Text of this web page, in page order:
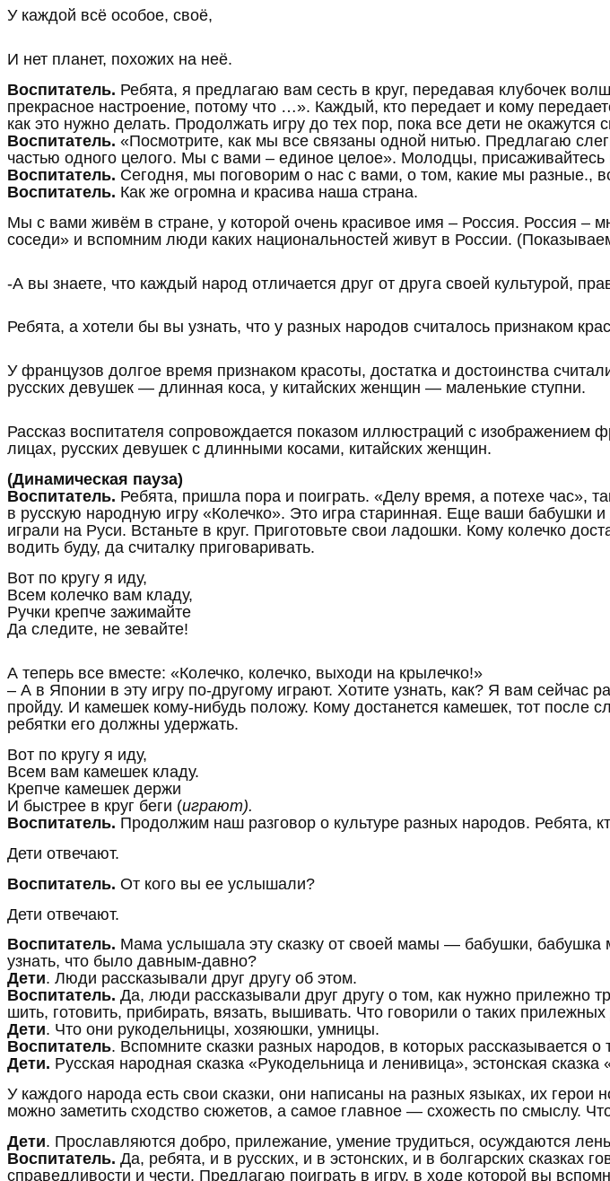
У каждой всё особое, своё,
И нет планет, похожих на неё.
Воспитатель. Ребята, я предлагаю вам сесть в круг, передавая клубочек
прекрасное настроение, потому что …». Каждый, кто передает и кому
как это нужно делать. Продолжать игру до тех пор, пока все дети не окажутся
Воспитатель. «Посмотрите, как мы все связаны одной нитью. Предлагаю
частью одного целого. Мы с вами – единое целое». Молодцы, присаживайтесь
Воспитатель. Сегодня, мы поговорим о нас с вами, о том, какие мы разные.,
Воспитатель. Как же огромна и красива наша страна.
Мы с вами живём в стране, у которой очень красивое имя – Россия. Россия –
соседи» и вспомним люди каких национальностей живут в России.
-А вы знаете, что каждый народ отличается друг от друга своей
Ребята, а хотели бы вы узнать, что у разных народов считалось признаком
У французов долгое время признаком красоты, достатка и достоинства
русских девушек — длинная коса, у китайских женщин — маленькие ступни.
Рассказ воспитателя сопровождается показом иллюстраций с
лицах, русских девушек с длинными косами, китайских женщин.
(Динамическая пауза)
Воспитатель. Ребята, пришла пора и поиграть. «Делу время, а потехе час»,
в русскую народную игру «Колечко». Это игра старинная. Еще ваши бабушки
играли на Руси. Встаньте в круг. Приготовьте свои ладошки. Кому колечко
водить буду, да считалку приговаривать.
Вот по кругу я иду,
Всем колечко вам кладу,
Ручки крепче зажимайте
Да следите, не зевайте!
А теперь все вместе: «Колечко, колечко, выходи на крылечко!»
– А в Японии в эту игру по-другому играют. Хотите узнать, как? Я вам сейчас
пройду. И камешек кому-нибудь положу. Кому достанется камешек, тот после
ребятки его должны удержать.
Вот по кругу я иду,
Всем вам камешек кладу.
Крепче камешек держи
И быстрее в круг беги (играют).
Воспитатель. Продолжим наш разговор о культуре разных народов. Ребята,
Дети отвечают.
Воспитатель. От кого вы ее услышали?
Дети отвечают.
Воспитатель. Мама услышала эту сказку от своей мамы — бабушки, бабушка
узнать, что было давным-давно?
Дети. Люди рассказывали друг другу об этом.
Воспитатель. Да, люди рассказывали друг другу о том, как нужно прилежно
шить, готовить, прибирать, вязать, вышивать. Что говорили о таких прилежных
Дети. Что они рукодельницы, хозяюшки, умницы.
Воспитатель. Вспомните сказки разных народов, в которых рассказывается о
Дети. Русская народная сказка «Рукодельница и ленивица», эстонская
У каждого народа есть свои сказки, они написаны на разных языках, их
можно заметить сходство сюжетов, а самое главное — схожесть по смыслу.
Дети. Прославляются добро, прилежание, умение трудиться, осуждаются
Воспитатель. Да, ребята, и в русских, и в эстонских, и в болгарских сказках
справедливости и чести. Предлагаю поиграть в игру, в ходе которой вы